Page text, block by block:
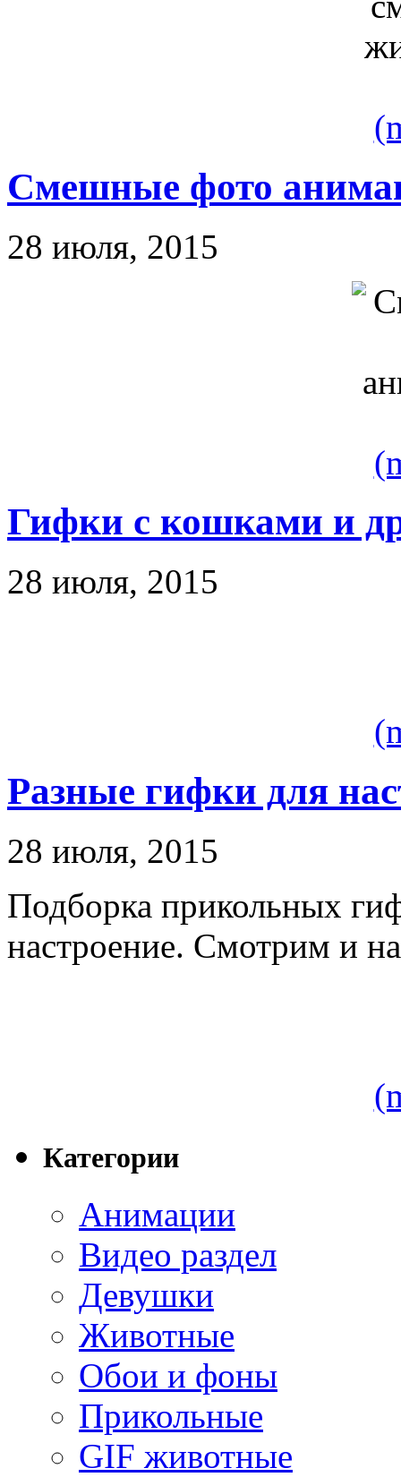
Смешные фото
28 июля, 2015
Гифки с кошками и
28 июля, 2015
Разные гифки для
28 июля, 2015
Подборка прикольных
настроение. Смотрим и
Категории
Анимации
Видео раздел
Девушки
Животные
Обои и фоны
Прикольные
GIF животные